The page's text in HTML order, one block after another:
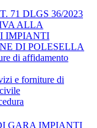
71 DLGS 36/2023
ALLA
IMPIANTI
DI POLESELLA
di affidamento
e forniture di
GARA IMPIANTI